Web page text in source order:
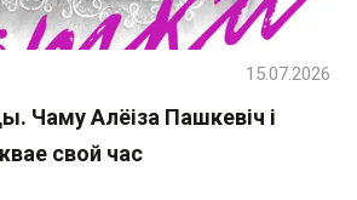
Чаму Алёіза Пашкевіч і
свой час
15.07.2026